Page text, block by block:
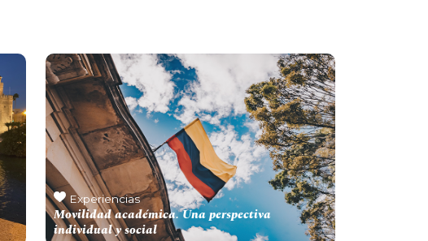
Experiencias
Movilidad académica. Una perspectiva
individual y social